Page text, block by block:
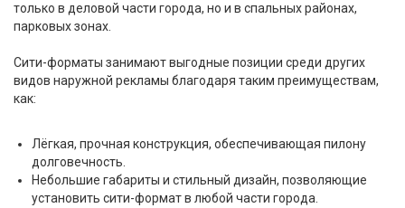
только в деловой части города, но и в спальных районах,
парковых зонах.
Сити-форматы занимают выгодные позиции среди других
видов наружной рекламы благодаря таким преимуществам,
как:
Лёгкая, прочная конструкция, обеспечивающая пилону
долговечность.
Небольшие габариты и стильный дизайн, позволяющие
установить сити-формат в любой части города.